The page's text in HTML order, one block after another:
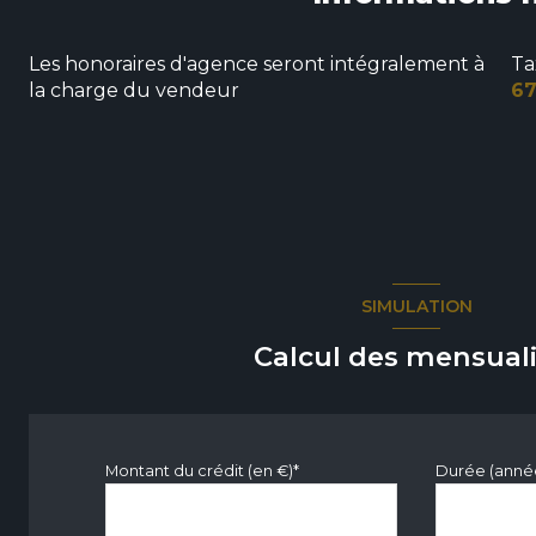
Les honoraires d'agence seront intégralement à
la charge du vendeur
SIMULATION
Calcul des
Montant du crédit (en €)* Durée